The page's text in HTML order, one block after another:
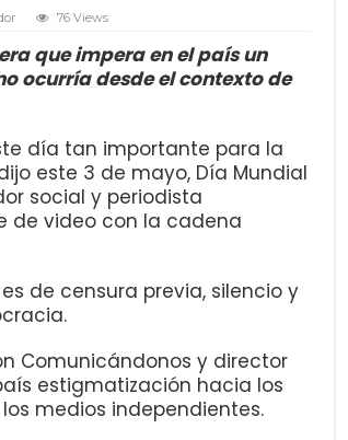
76 Views
que impera en el país un
ocurría desde el contexto de
día tan importante para la
este 3 de mayo, Día Mundial
social y periodista
de video con la cadena
de censura previa, silencio y
Comunicándonos y director
estigmatización hacia los
medios independientes.